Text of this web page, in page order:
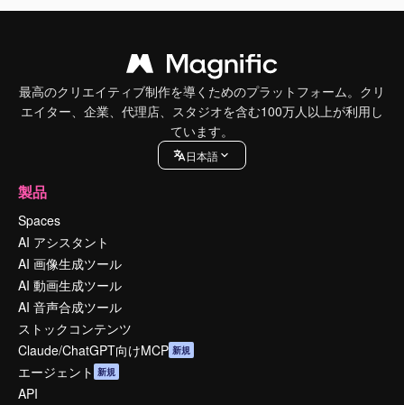
最高のクリエイティブ制作を導くためのプラットフォーム。クリ
エイター、企業、代理店、スタジオを含む100万人以上が利用し
ています。
日本語
製品
Spaces
AI アシスタント
AI 画像生成ツール
AI 動画生成ツール
AI 音声合成ツール
ストックコンテンツ
Claude/ChatGPT向けMCP 新規
エージェント 新規
API